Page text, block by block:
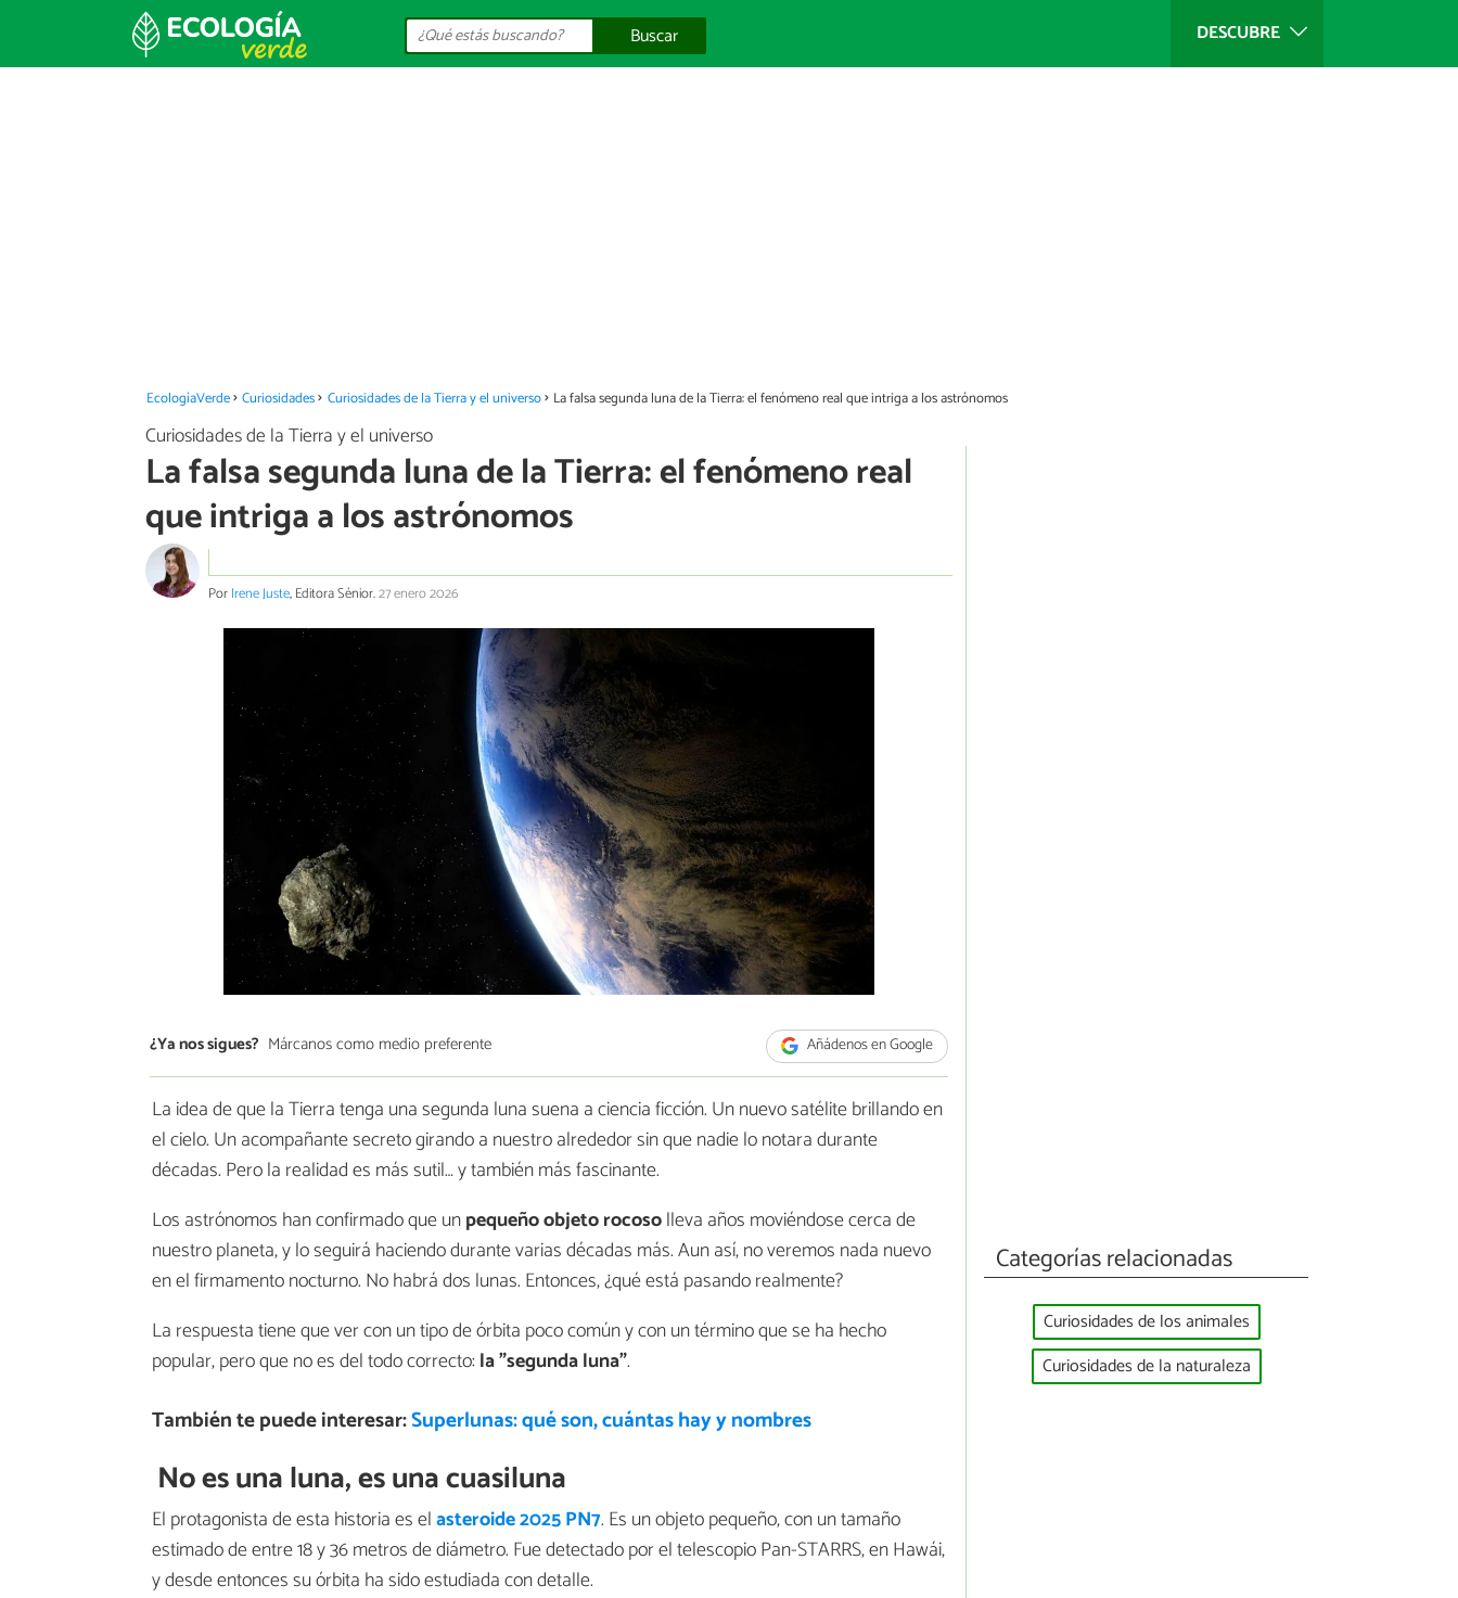
DESCUBRE
Buscar
EcologíaVerde Curiosidades Curiosidades de la Tierra y el universo La falsa segunda luna de la Tierra: el fenómeno real que intriga a los astrónomos
Curiosidades de la Tierra y el universo
La falsa segunda luna de la Tierra: el fenómeno real
que intriga a los astrónomos
PorIrene Juste, Editora Sénior.27 enero 2026
¿Ya nos sigues? Márcanos como medio preferente Añádenos en Google
La idea de que la Tierra tenga una segunda luna suena a ciencia ficción. Un nuevo satélite brillando en
el cielo. Un acompañante secreto girando a nuestro alrededor sin que nadie lo notara durante
décadas. Pero la realidad es más sutil… y también más fascinante.
Los astrónomos han confirmado que unpequeño objeto rocosolleva años moviéndose cerca de
nuestro planeta, y lo seguirá haciendo durante varias décadas más. Aun así, no veremos nada nuevo
en el firmamento nocturno. No habrá dos lunas. Entonces, ¿qué está pasando realmente?
La respuesta tiene que ver con un tipo de órbita poco común y con un término que se ha hecho
popular, pero que no es del todo correcto:la "segunda luna".
También te puede interesar:Superlunas: qué son, cuántas hay y nombres
No es una luna, es una cuasiluna
El protagonista de esta historia es elasteroide 2025 PN7. Es un objeto pequeño, con un tamaño
estimado de entre 18 y 36 metros de diámetro. Fue detectado por el telescopio Pan-STARRS, en Hawái,
y desde entonces su órbita ha sido estudiada con detalle.
Categorías relacionadas
Curiosidades de los animales
Curiosidades de la naturaleza